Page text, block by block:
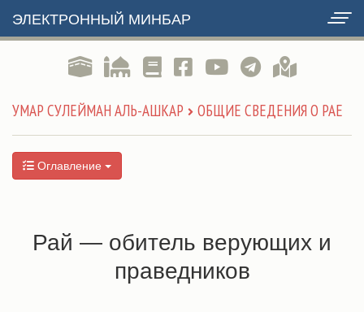
ЭЛЕКТРОННЫЙ МИНБАР
УМАР СУЛЕЙМАН АЛЬ-АШКАР ОБЩИЕ СВЕДЕНИЯ О РАЕ
Оглавление
Рай — обитель верующих и
праведников